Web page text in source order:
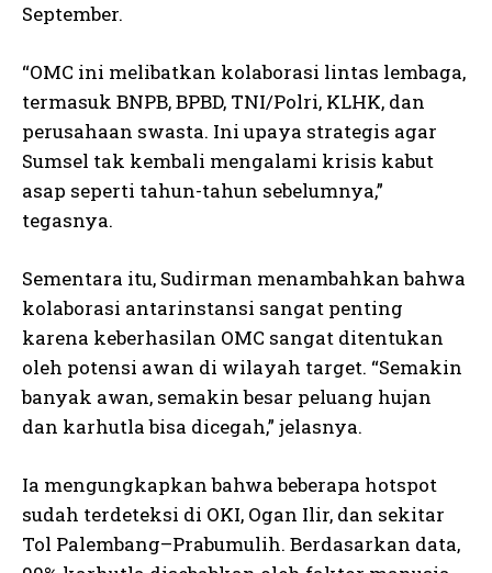
September.
“OMC ini melibatkan kolaborasi lintas lembaga,
termasuk BNPB, BPBD, TNI/Polri, KLHK, dan
perusahaan swasta. Ini upaya strategis agar
Sumsel tak kembali mengalami krisis kabut
asap seperti tahun-tahun sebelumnya,”
tegasnya.
Sementara itu, Sudirman menambahkan bahwa
kolaborasi antarinstansi sangat penting
karena keberhasilan OMC sangat ditentukan
oleh potensi awan di wilayah target. “Semakin
banyak awan, semakin besar peluang hujan
dan karhutla bisa dicegah,” jelasnya.
Ia mengungkapkan bahwa beberapa hotspot
sudah terdeteksi di OKI, Ogan Ilir, dan sekitar
Tol Palembang–Prabumulih. Berdasarkan data,